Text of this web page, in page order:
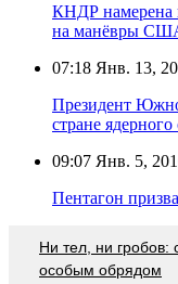
КНДР намерена
на манёвры
07:18 Янв. 13,
Президент
стране
09:07 Янв. 5,
Пентагон
Ни тел, ни гробов:
особым обрядом